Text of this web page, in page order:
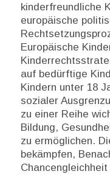
kinderfreundliche
europäische
Europäische
auf bedürftige
Kindern unter 18
sozialer
zu einer Reihe
Bildung,
zu ermöglichen.
bekämpfen,